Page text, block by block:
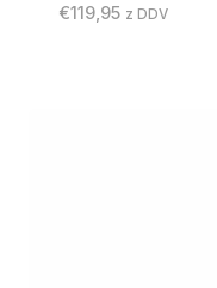
€119,95 z DDV